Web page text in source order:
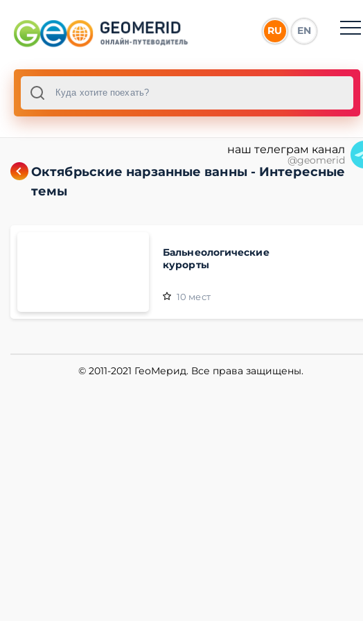
RU EN
Октябрьские нарзанные ванны - Интересные
темы
наш телеграм канал
@geomerid
Бальнеологические
курорты
10 мест
© 2011-2021 ГеоМерид. Все права защищены.